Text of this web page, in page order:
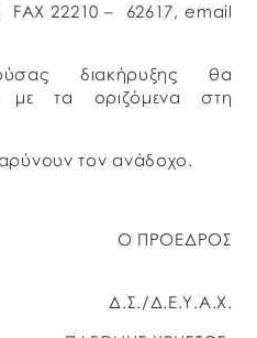
FAX 22210 – 62617, email
διακήρυξης θα
με τα οριζόμενα στη
τον ανάδοχο.
O ΠΡΟΕΔΡΟΣ
Δ.Σ./Δ.Ε.Υ.Α.Χ.